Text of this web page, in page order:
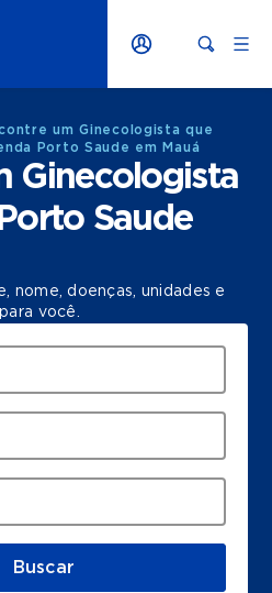
um Ginecologista que
Porto Saude em Mauá
Ginecologista
Saude
nome, doenças, unidades e
você.
Buscar